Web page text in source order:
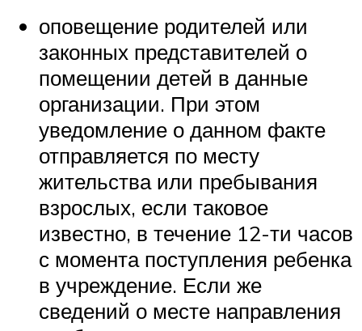
оповещение родителей или
законных представителей о
помещении детей в данные
организации. При этом
уведомление о данном факте
отправляется по месту
жительства или пребывания
взрослых, если таковое
известно, в течение 12-ти часов
с момента поступления ребенка
в учреждение. Если же
сведений о месте направления